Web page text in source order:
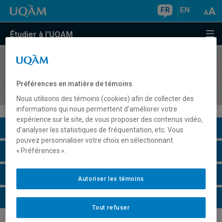
FR EN
Étudier à l'UQAM
COURS//
pratiques) (hors programme)
Description du cours
Horaire - Été 2026
Horaire - Automne 2026
Horaire - Hiver 2027
Préférences en matière de témoins
Nous utilisons des témoins (cookies) afin de collecter des
informations qui nous permettent d’améliorer votre
expérience sur le site, de vous proposer des contenus vidéo,
d’analyser les statistiques de fréquentation, etc. Vous
pouvez personnaliser votre choix en sélectionnant
« Préférences ».
Tout refuser
Autoriser les témoins